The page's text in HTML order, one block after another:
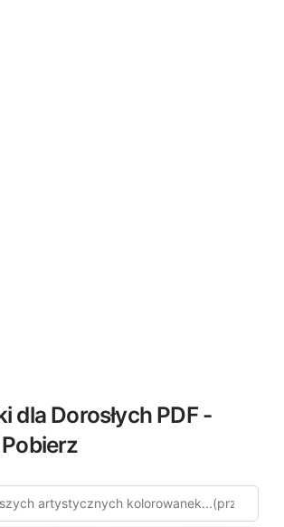
dla Dorosłych PDF -